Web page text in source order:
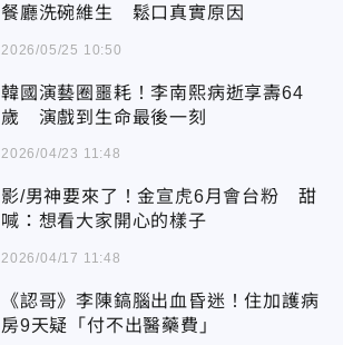
餐廳洗碗維生 鬆口真實原因
2026/05/25 10:50
韓國演藝圈噩耗！李南熙病逝享壽64
歲 演戲到生命最後一刻
2026/04/23 11:48
影/男神要來了！金宣虎6月會台粉 甜
喊：想看大家開心的樣子
2026/04/17 11:48
《認哥》李陳鎬腦出血昏迷！住加護病
房9天疑「付不出醫藥費」